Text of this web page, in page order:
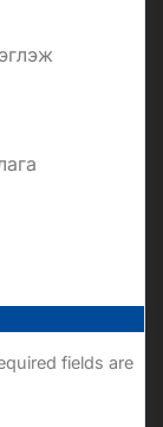
fields are